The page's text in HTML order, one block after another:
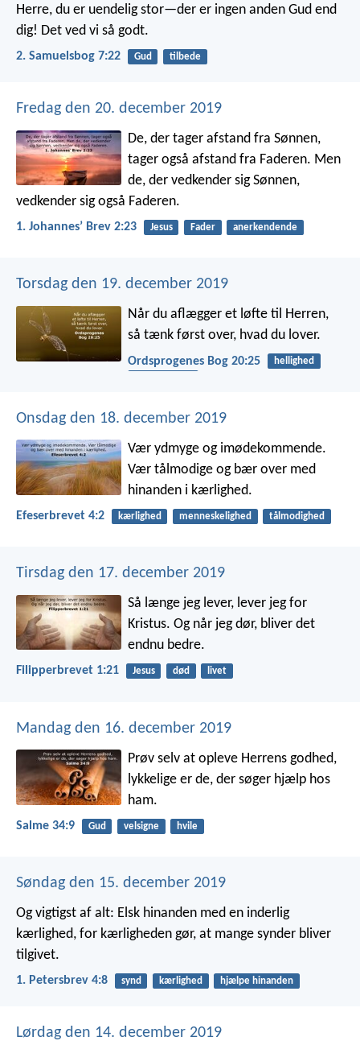
Herre, du er uendelig stor—der er ingen anden Gud end
dig! Det ved vi så godt.
2. Samuelsbog 7:22 Gud tilbede
Fredag den 20. december 2019
De, der tager afstand fra Sønnen,
tager også afstand fra Faderen. Men
de, der vedkender sig Sønnen,
vedkender sig også Faderen.
1. Johannesʼ Brev 2:23 Jesus Fader anerkendende
Torsdag den 19. december 2019
Når du aflægger et løfte til Herren,
så tænk først over, hvad du lover.
Ordsprogenes Bog 20:25
hellighed
Onsdag den 18. december 2019
Vær ydmyge og imødekommende.
Vær tålmodige og bær over med
hinanden i kærlighed.
Efeserbrevet 4:2 kærlighed menneskelighed tålmodighed
Tirsdag den 17. december 2019
Så længe jeg lever, lever jeg for
Kristus. Og når jeg dør, bliver det
endnu bedre.
Filipperbrevet 1:21 Jesus død livet
Mandag den 16. december 2019
Prøv selv at opleve Herrens godhed,
lykkelige er de, der søger hjælp hos
ham.
Salme 34:9 Gud velsigne hvile
Søndag den 15. december 2019
Og vigtigst af alt: Elsk hinanden med en inderlig
kærlighed, for kærligheden gør, at mange synder bliver
tilgivet.
1. Petersbrev 4:8 synd kærlighed hjælpe hinanden
Lørdag den 14. december 2019